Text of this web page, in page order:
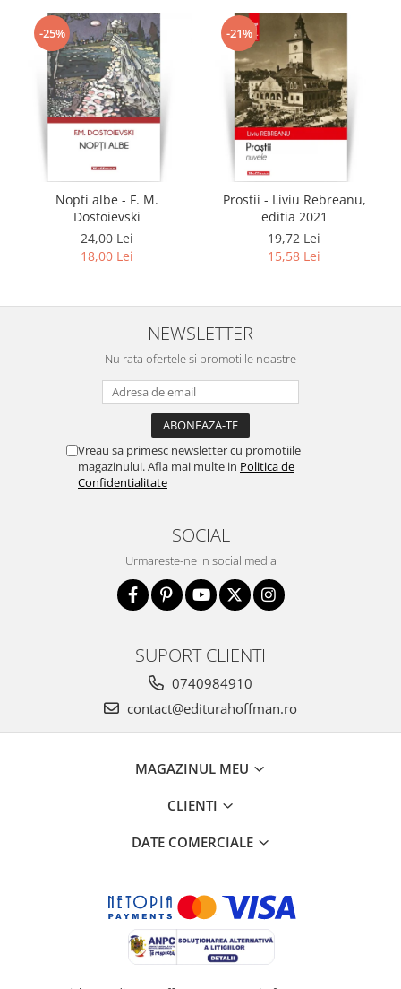
-25%
Nopti albe - F. M.
Dostoievski
24,00 Lei
18,00 Lei
-21%
Prostii - Liviu Rebreanu,
editia 2021
19,72 Lei
15,58 Lei
NEWSLETTER
Nu rata ofertele si promotiile noastre
Vreau sa primesc newsletter cu promotiile
magazinului. Afla mai multe in Politica de
Confidentialitate
SOCIAL
Urmareste-ne in social media
SUPORT CLIENTI
0740984910
contact@editurahoffman.ro
MAGAZINUL MEU
CLIENTI
DATE COMERCIALE